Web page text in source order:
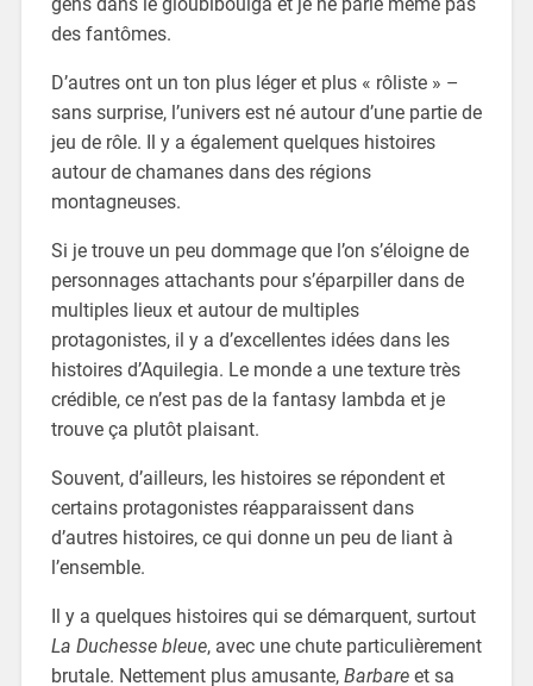
des fantômes.
D’autres ont un ton plus léger et plus « rôliste » –
sans surprise, l’univers est né autour d’une partie de
jeu de rôle. Il y a également quelques histoires
autour de chamanes dans des régions
montagneuses.
Si je trouve un peu dommage que l’on s’éloigne de
personnages attachants pour s’éparpiller dans de
multiples lieux et autour de multiples
protagonistes, il y a d’excellentes idées dans les
histoires d’Aquilegia. Le monde a une texture très
crédible, ce n’est pas de la fantasy lambda et je
trouve ça plutôt plaisant.
Souvent, d’ailleurs, les histoires se répondent et
certains protagonistes réapparaissent dans
d’autres histoires, ce qui donne un peu de liant à
l’ensemble.
Il y a quelques histoires qui se démarquent, surtout
La Duchesse bleue, avec une chute particulièrement
brutale. Nettement plus amusante, Barbareet sa